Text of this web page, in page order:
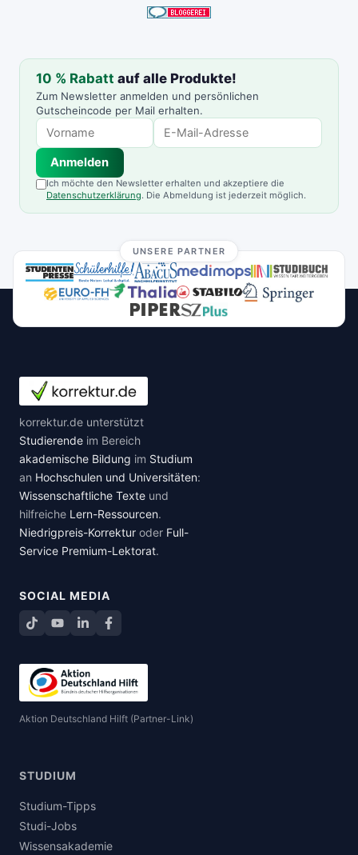
10 % Rabatt auf alle Produkte!
Zum Newsletter anmelden und persönlichen
Gutscheincode per Mail erhalten.
Anmelden
Ich möchte den Newsletter erhalten und akzeptiere die
Datenschutzerklärung. Die Abmeldung ist jederzeit möglich.
UNSERE PARTNER
korrektur.de unterstützt
Studierende im Bereich
akademische Bildung im Studium
an Hochschulen und Universitäten:
Wissenschaftliche Texte und
hilfreiche Lern-Ressourcen.
Niedrigpreis-Korrektur oder Full-
Service Premium-Lektorat.
SOCIAL MEDIA
TikTokYouTube
LinkedInFacebook teilen
Aktion Deutschland Hilft (Partner-Link)
STUDIUM
Studium-Tipps
Studi-Jobs
Wissensakademie